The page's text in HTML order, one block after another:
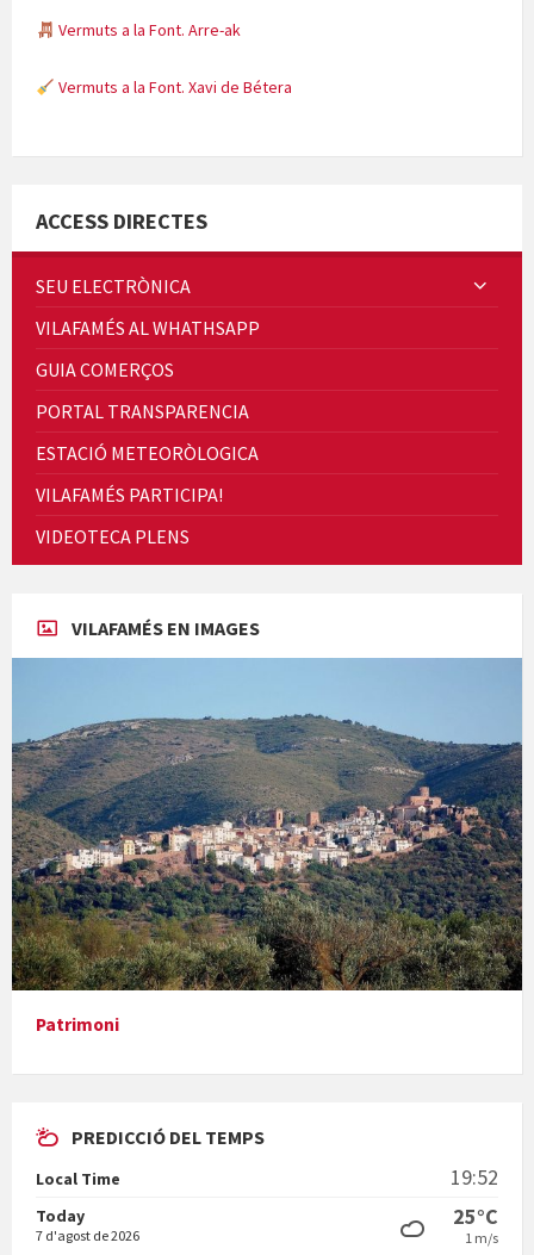
Vermuts a la Font. Xavi de Bétera
Minicims
Quintà Culroja
Cicle de Cine i Dones rurals
Concerts al Museu
Concerts al Museu
Presentació del llibre &quot;La mare&quot;, d'Emma Zafon
ACCESS DIRECTES
SEU ELECTRÒNICA
VILAFAMÉS AL WHATHSAPP
GUIA COMERÇOS
PORTAL TRANSPARENCIA
ESTACIÓ METEORÒLOGICA
VILAFAMÉS PARTICIPA!
VIDEOTECA PLENS
VILAFAMÉS EN IMAGES
Patrimoni
PREDICCIÓ DEL TEMPS
Local Time 19:52
Today
7 d'agost de 2026
25°C
1 m/s